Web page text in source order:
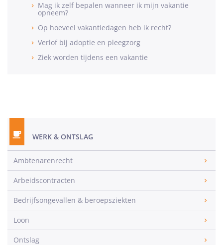
Mag ik zelf bepalen wanneer ik mijn vakantie
opneem?
Op hoeveel vakantiedagen heb ik recht?
Verlof bij adoptie en pleegzorg
Ziek worden tijdens een vakantie
WERK & ONTSLAG
Ambtenarenrecht
Arbeidscontracten
Bedrijfsongevallen & beroepsziekten
Loon
Ontslag